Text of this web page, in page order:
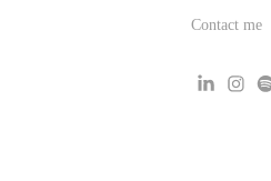
Contact me